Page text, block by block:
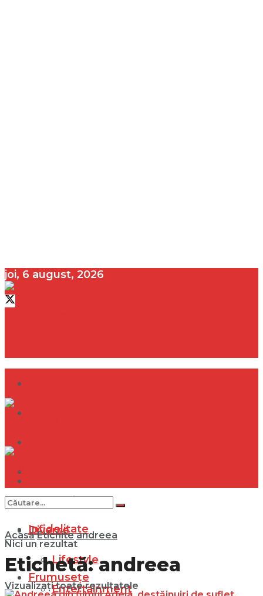
joi, 6 august, 2026
Internațional
Diverse
Lifestyle
Entertainment
Infidelitate
Frumusețe
Nici un rezultat
Vizualizați toate rezultatele
Acasă Etichite andreea
Etichetă:andreea